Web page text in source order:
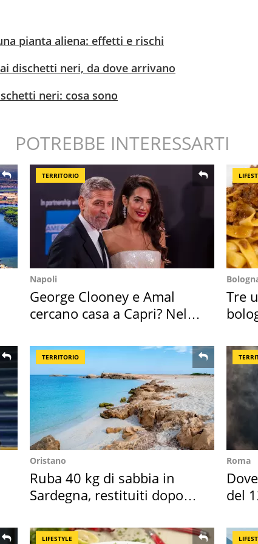
pianta aliena: effetti e rischi
dischetti neri, da dove arrivano
neri: cosa sono
POTREBBE INTERESSARTI
TERRITORIO
Napoli
George Clooney e Amal
cercano casa a Capri? Nel
Tre
TERRITORIO
Oristano
Ruba 40 kg di sabbia in
Sardegna, restituiti dopo
Roma
del
LIFESTYLE